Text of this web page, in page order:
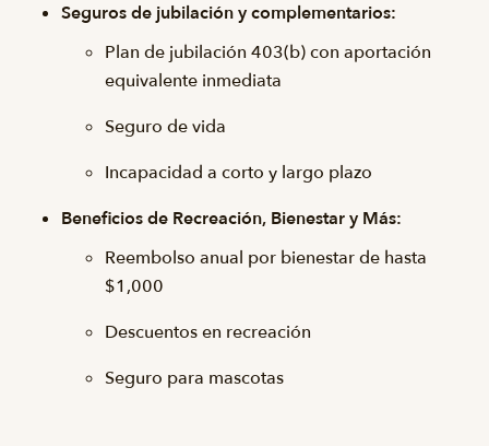
Seguros de jubilación y complementarios:
Plan de jubilación 403(b) con aportación
equivalente inmediata
Seguro de vida
Incapacidad a corto y largo plazo
Beneficios de Recreación, Bienestar y Más:
Reembolso anual por bienestar de hasta
$1,000
Descuentos en recreación
Seguro para mascotas